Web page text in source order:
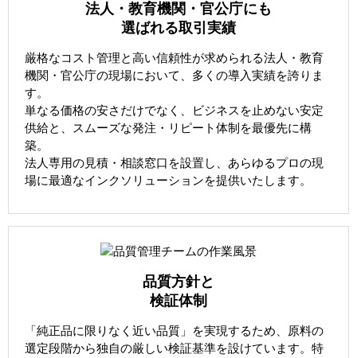
法人・教育機関・官公庁にも
選ばれる取引実績
厳格なコスト管理と高い信頼性が求められる法人・教育
機関・官公庁の現場において、多くの導入実績を誇りま
す。
単なる価格の安さだけでなく、ビジネスを止めない安定
供給と、スムーズな発注・リピート体制を最優先に構
築。
法人専用の見積・相談窓口を設置し、あらゆるプロの現
場に最適なインクソリューションを提供いたします。
品質方針と
検証体制
「純正品に限りなく近い品質」を実現するため、原料の
選定段階から独自の厳しい検証基準を設けています。特